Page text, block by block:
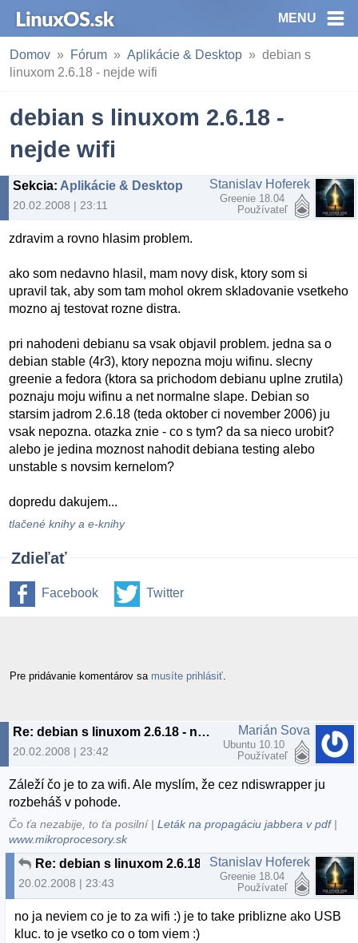
MENU
Domov Fórum Aplikácie & Desktop
debian s
linuxom 2.6.18 - nejde wifi
debian s linuxom 2.6.18 -
nejde wifi
Sekcia: Aplikácie & Desktop
20.02.2008 | 23:11
Stanislav Hoferek
Greenie 18.04
Používateľ
zdravim a rovno hlasim problem.
ako som nedavno hlasil, mam novy disk, ktory som si
upravil tak, aby som tam mohol okrem skladovanie vsetkeho
mozno aj testovat rozne distra.
pri nahodeni debianu sa vsak objavil problem. jedna sa o
debian stable (4r3), ktory nepozna moju wifinu. slecny
greenie a fedora (ktora sa prichodom debianu uplne zrutila)
poznaju moju wifinu a net normalne slape. Debian so
starsim jadrom 2.6.18 (teda oktober ci november 2006) ju
vsak nepozna. otazka znie - co s tym? da sa nieco urobit?
alebo je jedina moznost nahodit debiana testing alebo
unstable s novsim kernelom?
dopredu dakujem...
tlačené knihy a e-knihy
Zdieľať
Facebook Twitter
Pre pridávanie komentárov sa musíte prihlásiť
Re: debian s linuxom 2.6.18 - nejde wifi
20.02.2008 | 23:42
Marián Sova
Ubuntu 10.10
Používateľ
Záleží čo je to za wifi. Ale myslím, že cez ndiswrapper ju
rozbeháš v pohode.
Čo ťa nezabije, to ťa posilní |Leták na propagáciu jabbera v pdf|
www.mikroprocesory.sk
Re: debian s linuxom 2.6.18 - nejde wifi
20.02.2008 | 23:43
Stanislav Hoferek
Greenie 18.04
Používateľ
no ja neviem co je to za wifi :) je to take priblizne ako USB
kluc. to je vsetko co o tom viem :)